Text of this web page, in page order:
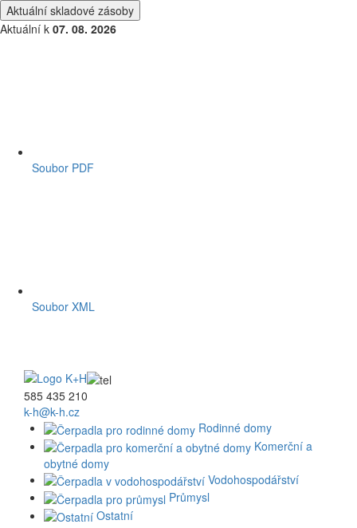
Aktuální skladové zásoby
Aktuální k 07. 08. 2026
Soubor PDF
Soubor XML
585 435 210
k-h@k-h.cz
Rodinné domy
Komerční a
obytné domy
Vodohospodářství
Průmysl
Ostatní